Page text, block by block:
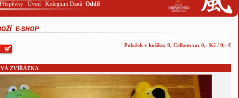
Příspěvky Úvod Kolegium Danů Oddíl
Položek v košíku: 0, Celkem za: 0,- Kč / 0,- €
ZVÍŘÁTKA